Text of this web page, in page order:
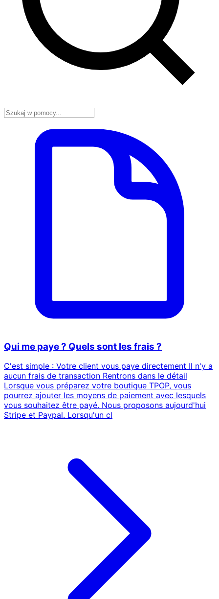
Qui me paye ? Quels sont les frais ?
C'est simple : Votre client vous paye directement Il n'y a
aucun frais de transaction Rentrons dans le détail
Lorsque vous préparez votre boutique TPOP, vous
pourrez ajouter les moyens de paiement avec lesquels
vous souhaitez être payé. Nous proposons aujourd'hui
Stripe et Paypal. Lorsqu'un cl